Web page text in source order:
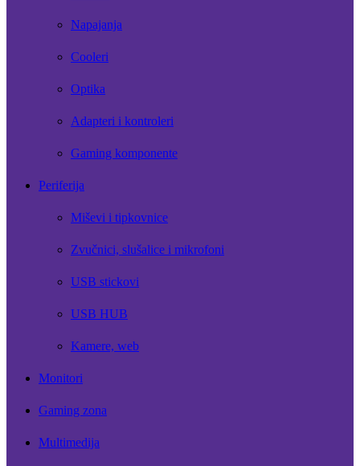
Napajanja
Cooleri
Optika
Adapteri i kontroleri
Gaming komponente
Periferija
Miševi i tipkovnice
Zvučnici, slušalice i mikrofoni
USB stickovi
USB HUB
Kamere, web
Monitori
Gaming zona
Multimedija